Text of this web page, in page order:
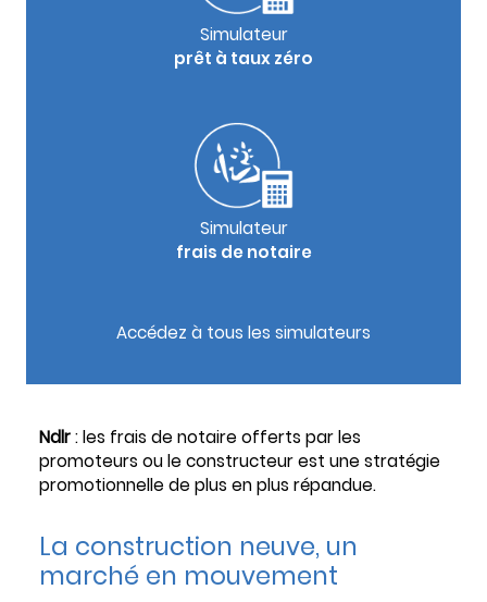
Simulateur
prêt à taux zéro
Simulateur
frais de notaire
Accédez à tous les simulateurs
Ndlr: les frais de notaire offerts par les
promoteurs ou le constructeur est une stratégie
promotionnelle de plus en plus répandue.
La construction neuve, un
marché en mouvement